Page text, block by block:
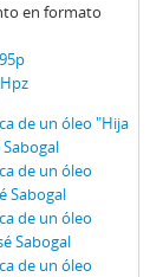
en formato
de un óleo "Hija
de un óleo
Sabogal
de un óleo
Sabogal
de un óleo